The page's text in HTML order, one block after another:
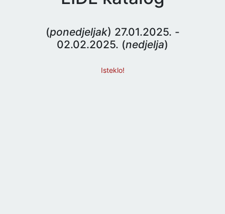
(ponedjeljak) 27.01.2025. -
02.02.2025. (nedjelja)
Isteklo!